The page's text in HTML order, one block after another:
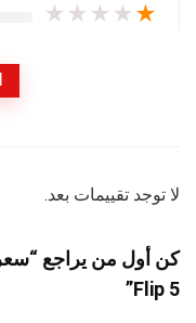
★
★
★
★
★
لا توجد تقييمات بعد.
Flip 5”